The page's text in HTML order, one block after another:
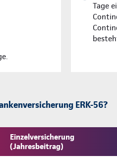
Tage
ERK-56?
Einzelversicherung
(Jahresbeitrag)